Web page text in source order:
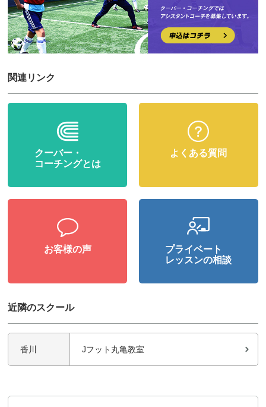
関連リンク
クーバー・
コーチングとは
よくある質問
お客様の声
プライベート
レッスンの相談
近隣のスクール
香川 Jフット丸亀教室